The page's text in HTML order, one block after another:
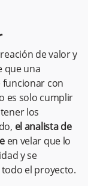
de valor y
que una
con
es solo cumplir
los
el analista de
en velar que lo
y se
el proyecto.